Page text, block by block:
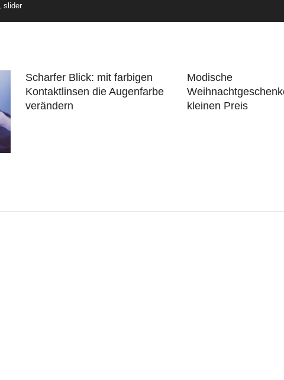
slider
Scharfer Blick: mit farbigen
Kontaktlinsen die Augenfarbe
verändern
Modische
kleinen Preis